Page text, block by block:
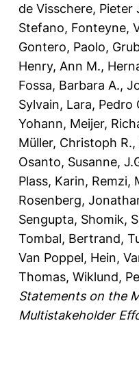
de Visschere, Pieter
Stefano, Fonteyne,
Gontero, Paolo,
Henry, Ann M.,
Fossa, Barbara A.,
Sylvain, Lara, Pedro
Yohann, Meijer,
Müller, Christoph R.,
Osanto, Susanne,
Plass, Karin, Remzi,
Rosenberg,
Sengupta, Shomik,
Tombal, Bertrand,
Van Poppel, Hein,
Thomas, Wiklund,
Statements on the
Multistakeholder